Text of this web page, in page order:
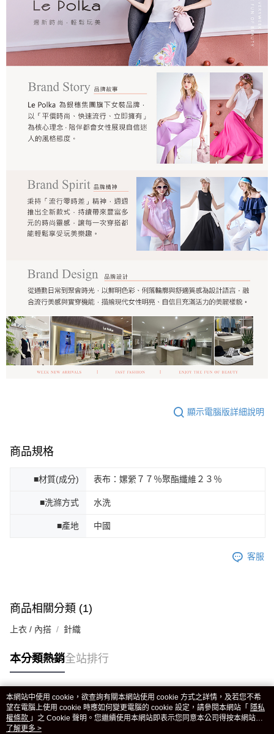
顯示電腦版詳細說明
商品規格
■材質(成分) 表布：嫘縈７７％聚酯纖維２３％
■洗滌方式 水洗
■產地 中國
客服
商品相關分類 (1)
上衣 / 內搭 針織
本分類熱銷全站排行
熱門標籤
本網站中使用 cookie，欲查詢有關本網站使用 cookie 方式之詳情，及若您不希
望在電腦上使用 cookie 時應如何變更電腦的 cookie 設定，請參閱本網站「 隱私
權條款 」之 Cookie 聲明。您繼續使用本網站即表示您同意本公司得按本網站使
用條款之 Cookie 聲明使用 cookie。
了解更多 >